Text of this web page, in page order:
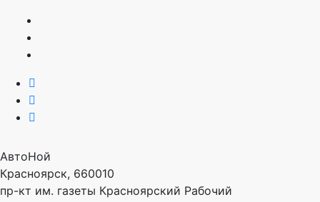
АвтоНой
Красноярск, 660010
пр-кт им. газеты Красноярский Рабочий